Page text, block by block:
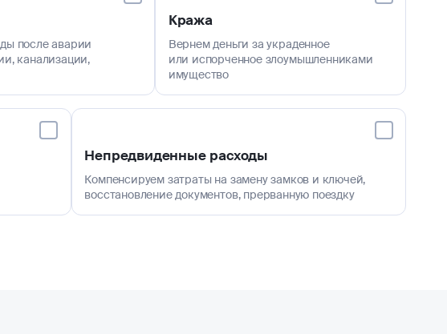
после аварии
канализации,
Кража
Вернем деньги за украденное
или испорченное злоумышленниками
имущество
Непредвиденные расходы
Компенсируем затраты на замену замков и ключей,
восстановление документов, прерванную поездку